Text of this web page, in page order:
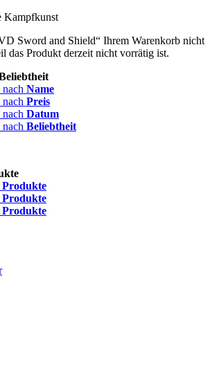
Kampfkunst
Sword and Shield“ Ihrem Warenkorb nicht
das Produkt derzeit nicht vorrätig ist.
nach Name
nach Preis
nach Datum
nach Beliebtheit
Produkte
Produkte
Produkte